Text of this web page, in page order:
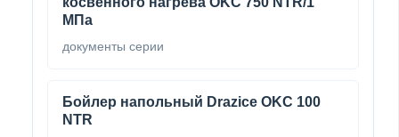
МПа
документы серии
Бойлер напольный Drazice OKC 100
NTR